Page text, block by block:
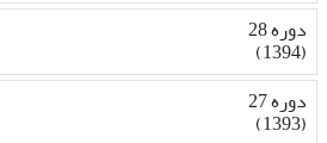
دوره 28
(1394)
دوره 27
(1393)